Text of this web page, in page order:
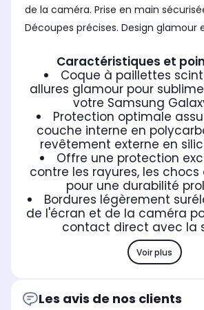
de la caméra. Prise en main
Découpes précises. Design glamour
Caractéristiques et
Coque à paillettes
allures glamour pour
votre Samsung
Protection optimale
couche interne en
revêtement externe en
Offre une protection
contre les rayures, les
pour une durabilité
Bordures légèrement
de l'écran et de la caméra
contact direct avec la
Voir plus
Les avis de nos clients